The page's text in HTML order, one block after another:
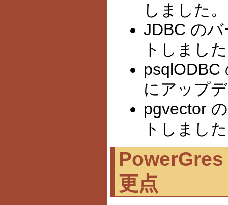
しました。
JDBC の
トしまし
psqlODBC
にアップ
pgvector
トしまし
更点